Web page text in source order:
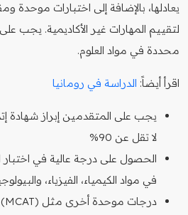
يعادلها، بالإضافة إلى اختبارات
لتقييم المهارات غير الأكاديمية. يجب
محددة في مواد العلوم.
اقرأ أيضاً: الدراسة في رومانيا
يجب على المتقدمين إبراز شهادة
لا تقل عن 90%
في مواد الكيمياء، الفيزياء،
درجات موحدة أخرى مثل (MCAT) أو (UCAT) أو (BMAT)